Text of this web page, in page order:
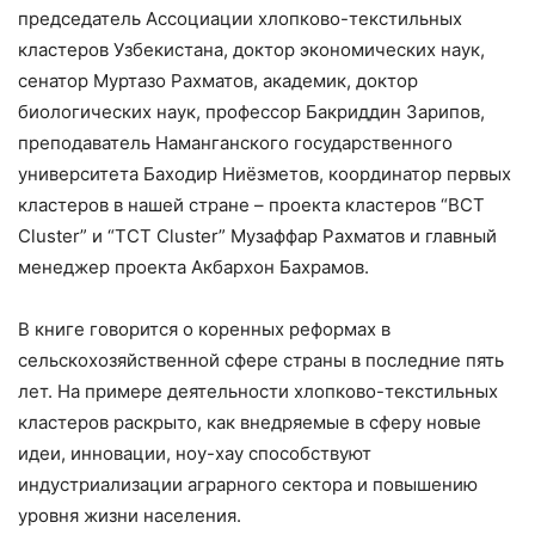
председатель Ассоциации хлопково-текстильных
кластеров Узбекистана, доктор экономических наук,
сенатор Муртазо Рахматов, академик, доктор
биологических наук, профессор Бакриддин Зарипов,
преподаватель Наманганского государственного
университета Баходир Ниёзметов, координатор первых
кластеров в нашей стране – проекта кластеров “BCT
Cluster” и “TCT Cluster” Музаффар Рахматов и главный
менеджер проекта Акбархон Бахрамов.
В книге говорится о коренных реформах в
сельскохозяйственной сфере страны в последние пять
лет. На примере деятельности хлопково-текстильных
кластеров раскрыто, как внедряемые в сферу новые
идеи, инновации, ноу-хау способствуют
индустриализации аграрного сектора и повышению
уровня жизни населения.